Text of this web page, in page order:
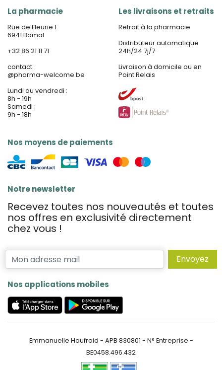
La pharmacie
Rue de Fleurie 1
6941 Bomal
+32 86 21 11 71
contact
@pharma-welcome.be
Lundi au vendredi :
8h - 19h
Samedi :
9h - 18h
Nos moyens de paiements
Les livraisons et retraits
Retrait à la pharmacie
Distributeur automatique
24h/24 7j/7
Livraison à domicile ou en
Point Relais
Notre newsletter
Recevez toutes nos nouveautés et toutes
nos offres en exclusivité directement
chez vous !
Envoyez
Nos applications mobiles
Emmanuelle Haufroid - APB 830801 - N° Entreprise -
BE0458.496.432